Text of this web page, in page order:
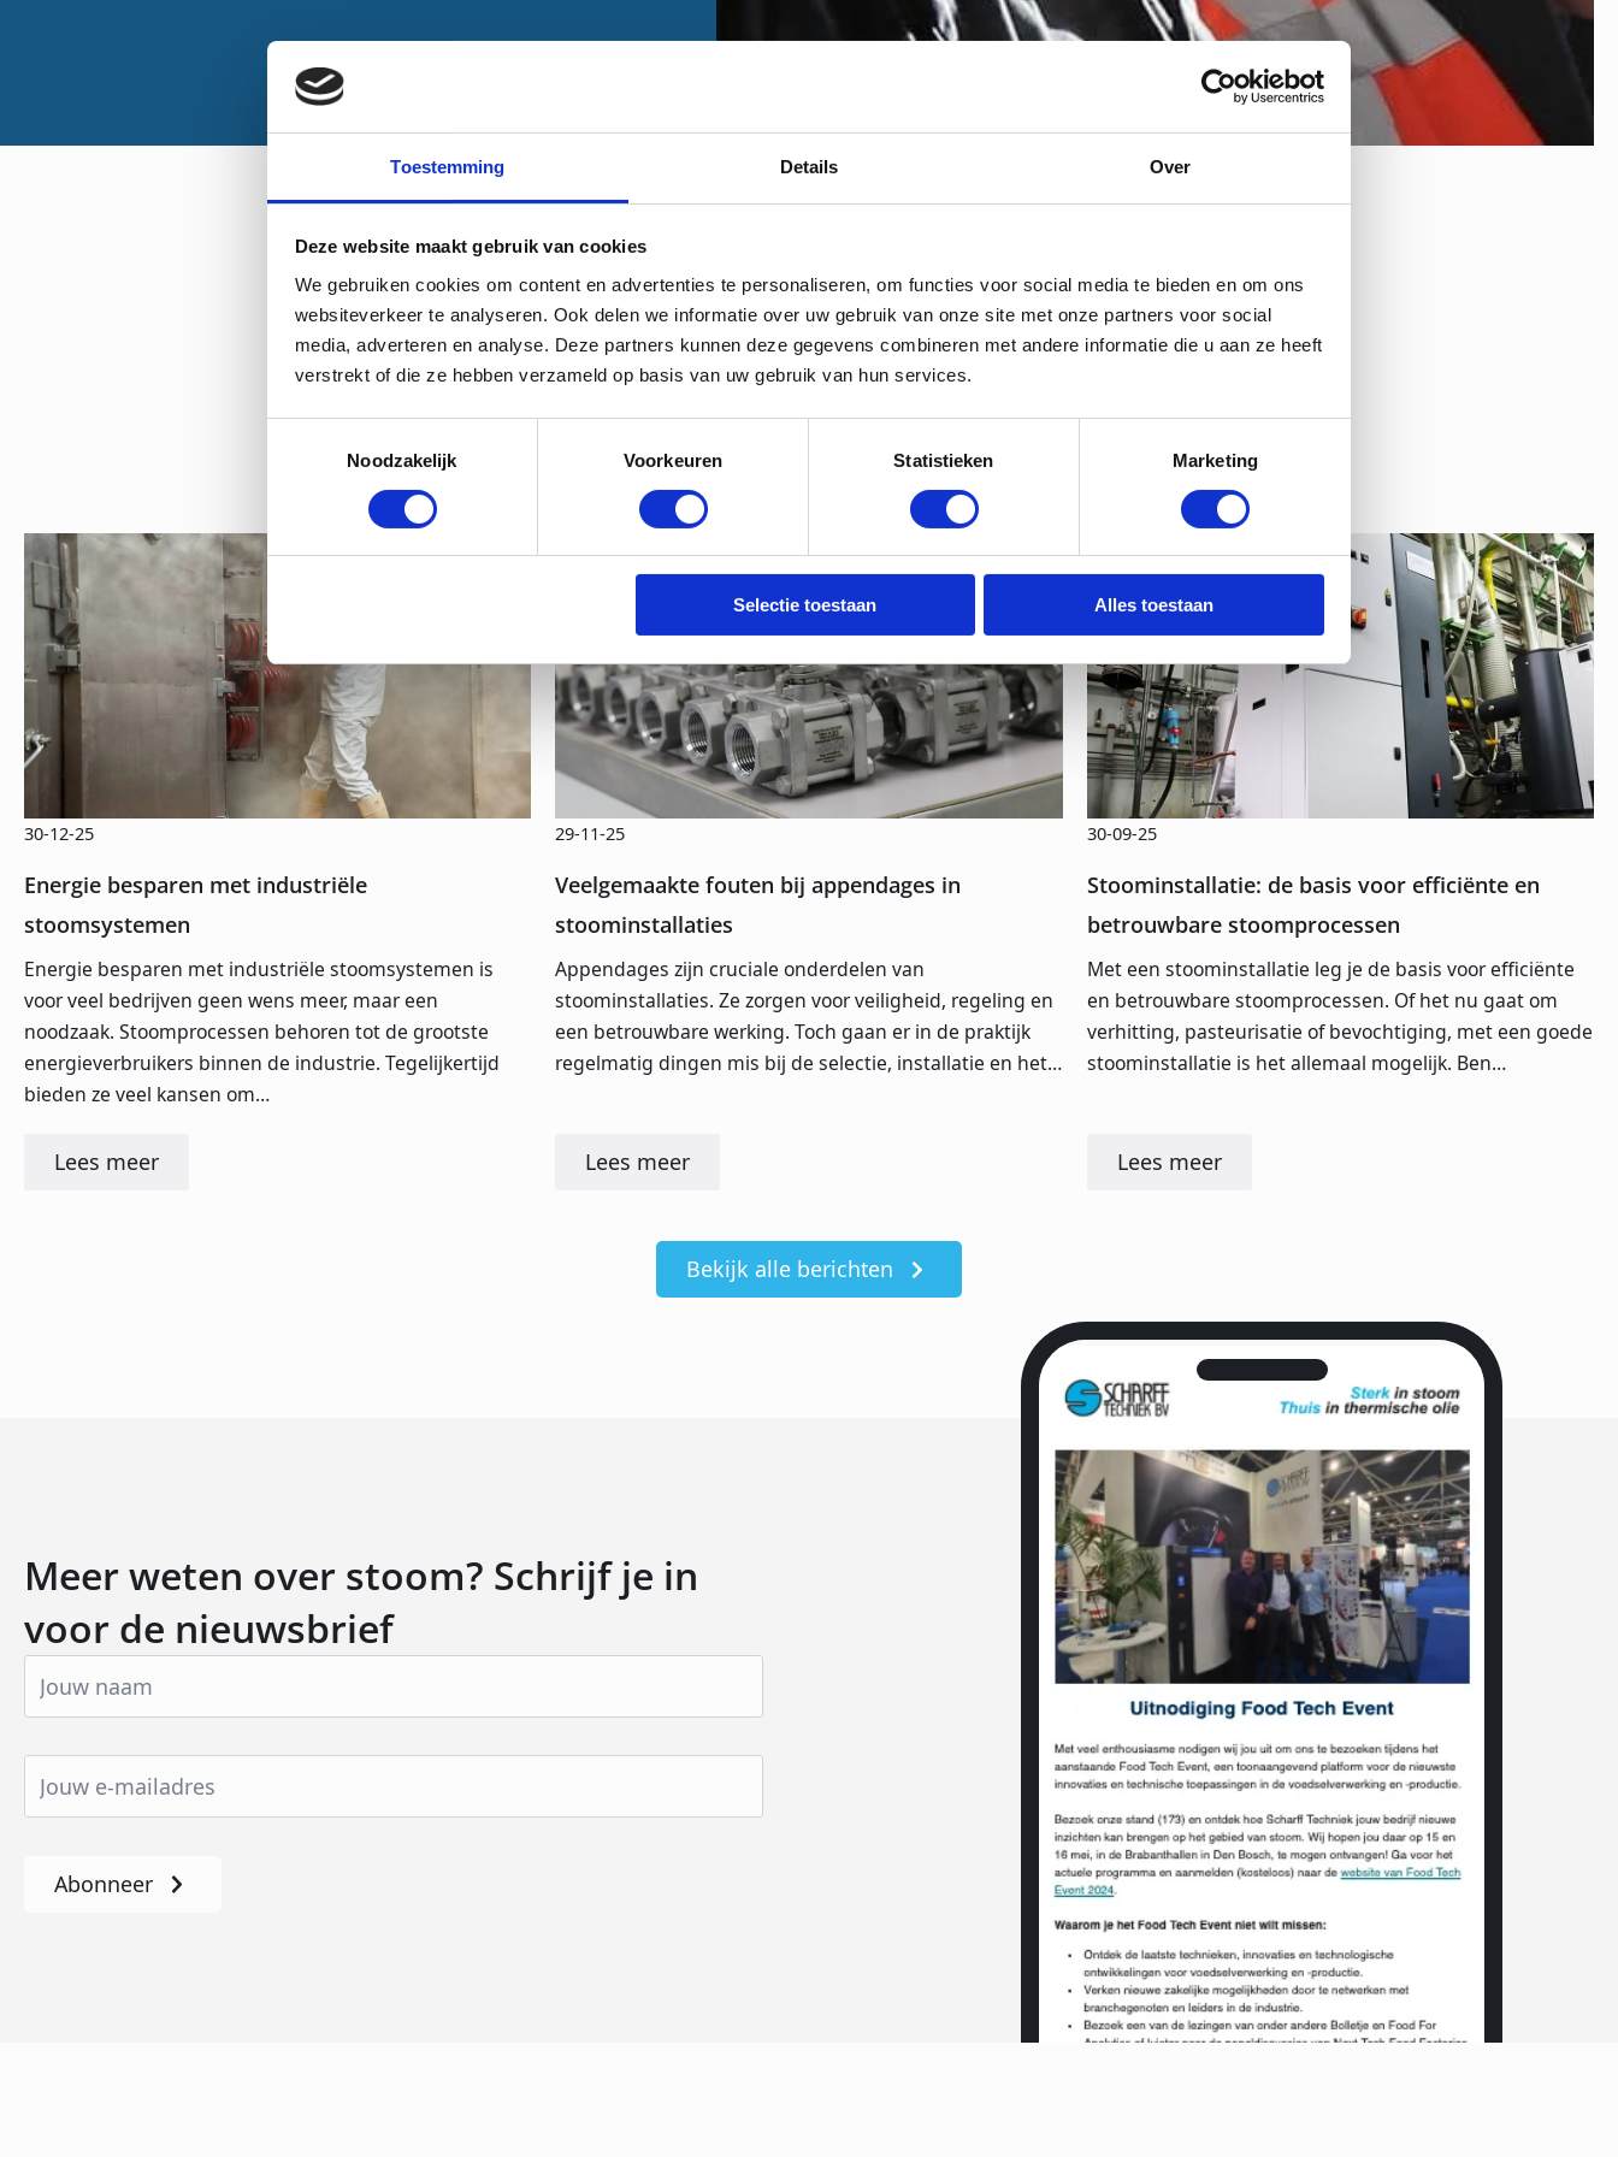
Toestemming Details Over
Deze website maakt gebruik van cookies
We gebruiken cookies om content en advertenties te personaliseren, om functies voor social media te bieden en om ons
websiteverkeer te analyseren. Ook delen we informatie over uw gebruik van onze site met onze partners voor social
media, adverteren en analyse. Deze partners kunnen deze gegevens combineren met andere informatie die u aan ze heeft
verstrekt of die ze hebben verzameld op basis van uw gebruik van hun services.
Noodzakelijk
Voorkeuren Statistieken Marketing
Selectie toestaan Alles toestaan
Kennis waar je wat aan hebt
Bekijk hieronder een greep uit onze kennisbank
Energie besparen met industriële
stoomsystemen
30-12-25
Energie besparen met industriële stoomsystemen is
voor veel bedrijven geen wens meer, maar een
noodzaak. Stoomprocessen behoren tot de grootste
energieverbruikers binnen de industrie. Tegelijkertijd
bieden ze veel kansen om…
Lees meer
Veelgemaakte fouten bij appendages in
stoominstallaties
29-11-25
Appendages zijn cruciale onderdelen van
stoominstallaties. Ze zorgen voor veiligheid, regeling en
een betrouwbare werking. Toch gaan er in de praktijk
regelmatig dingen mis bij de selectie, installatie en het…
Lees meer
Stoominstallatie: de basis voor efficiënte en
betrouwbare stoomprocessen
30-09-25
Met een stoominstallatie leg je de basis voor efficiënte
en betrouwbare stoomprocessen. Of het nu gaat om
verhitting, pasteurisatie of bevochtiging, met een goede
stoominstallatie is het allemaal mogelijk. Ben…
Lees meer
Bekijk alle berichten
Meer weten over stoom? Schrijf je in
voor de nieuwsbrief
Abonneer